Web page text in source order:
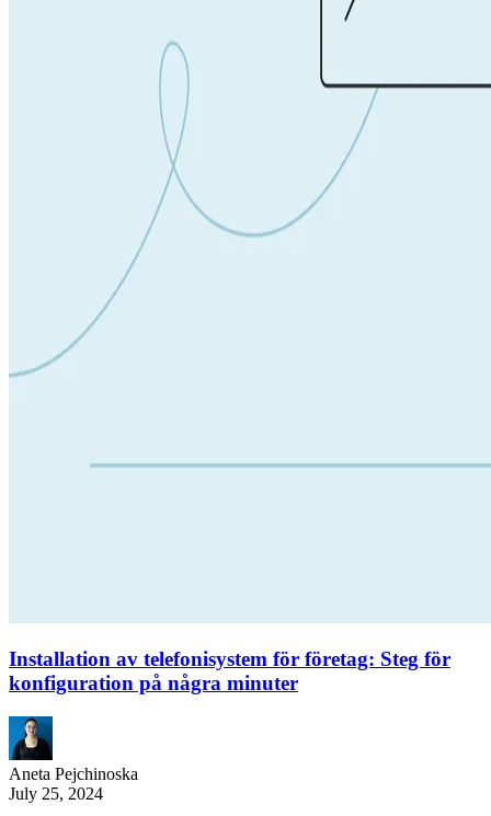
Installation av telefonisystem för företag: Steg för
konfiguration på några minuter
Aneta Pejchinoska
July 25, 2024